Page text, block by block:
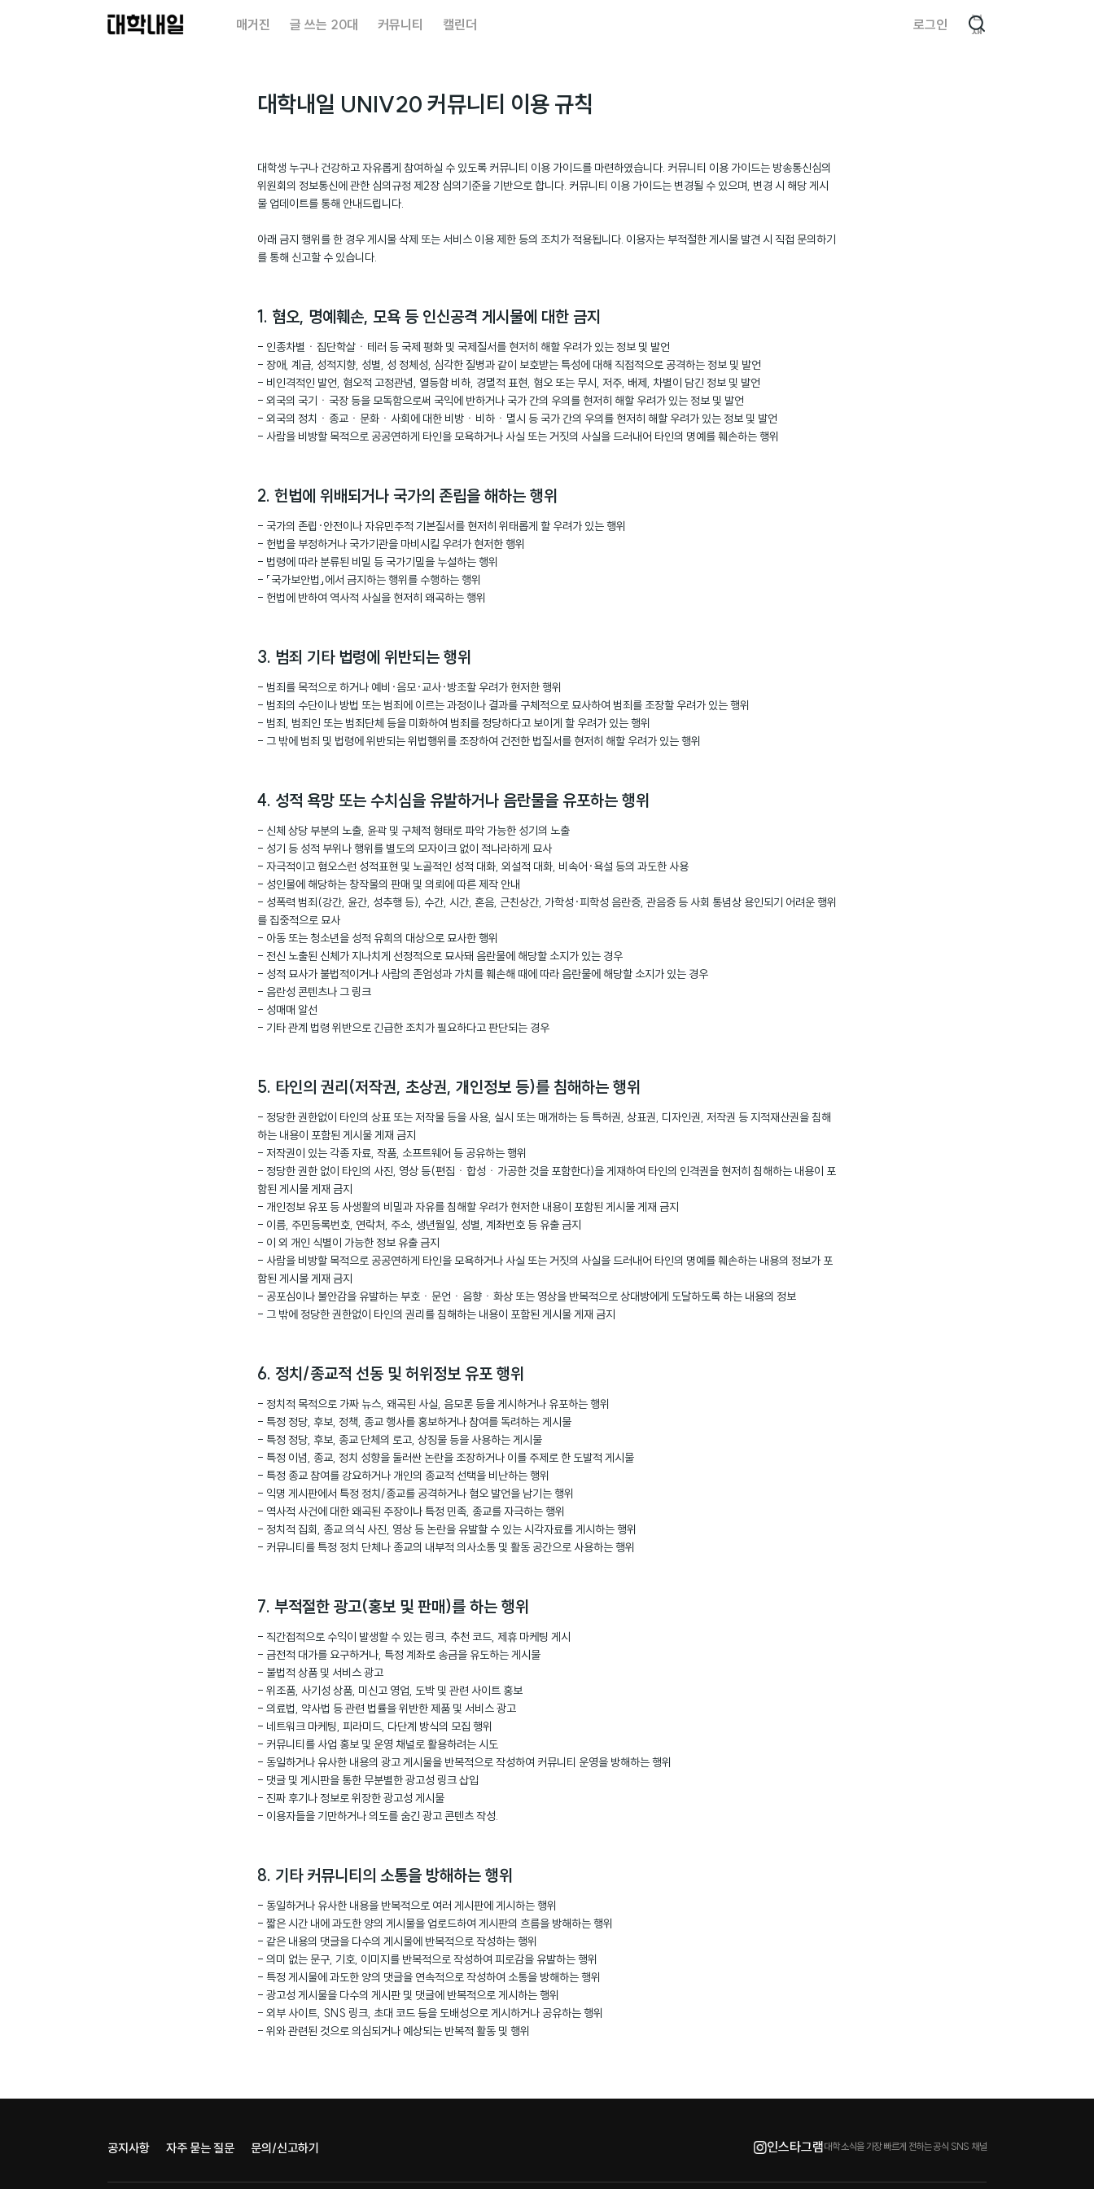
매거진 글 쓰는 20대 커뮤니티 캘린더 로그인
검
색
대학내일 UNIV20 커뮤니티 이용 규칙
대학생 누구나 건강하고 자유롭게 참여하실 수 있도록 커뮤니티 이용 가이드를 마련하였습니다. 커뮤니티 이용 가이드는 방송통신심의
위원회의 정보통신에 관한 심의규정 제2장 심의기준을 기반으로 합니다. 커뮤니티 이용 가이드는 변경될 수 있으며, 변경 시 해당 게시
물 업데이트를 통해 안내드립니다.
아래 금지 행위를 한 경우 게시물 삭제 또는 서비스 이용 제한 등의 조치가 적용됩니다. 이용자는 부적절한 게시물 발견 시 직접 문의하기
를 통해 신고할 수 있습니다.
1. 혐오, 명예훼손, 모욕 등 인신공격 게시물에 대한 금지
- 인종차별ㆍ집단학살ㆍ테러 등 국제 평화 및 국제질서를 현저히 해할 우려가 있는 정보 및 발언
- 장애, 계급, 성적지향, 성별, 성 정체성, 심각한 질병과 같이 보호받는 특성에 대해 직접적으로 공격하는 정보 및 발언
- 비인격적인 발언, 혐오적 고정관념, 열등함 비하, 경멸적 표현, 혐오 또는 무시, 저주, 배제, 차별이 담긴 정보 및 발언
- 외국의 국기ㆍ국장 등을 모독함으로써 국익에 반하거나 국가 간의 우의를 현저히 해할 우려가 있는 정보 및 발언
- 외국의 정치ㆍ종교ㆍ문화ㆍ사회에 대한 비방ㆍ비하ㆍ멸시 등 국가 간의 우의를 현저히 해할 우려가 있는 정보 및 발언
- 사람을 비방할 목적으로 공공연하게 타인을 모욕하거나 사실 또는 거짓의 사실을 드러내어 타인의 명예를 훼손하는 행위
2. 헌법에 위배되거나 국가의 존립을 해하는 행위
- 국가의 존립·안전이나 자유민주적 기본질서를 현저히 위태롭게 할 우려가 있는 행위
- 헌법을 부정하거나 국가기관을 마비시킬 우려가 현저한 행위
- 법령에 따라 분류된 비밀 등 국가기밀을 누설하는 행위
- 「국가보안법」에서 금지하는 행위를 수행하는 행위
- 헌법에 반하여 역사적 사실을 현저히 왜곡하는 행위
3. 범죄 기타 법령에 위반되는 행위
- 범죄를 목적으로 하거나 예비·음모·교사·방조할 우려가 현저한 행위
- 범죄의 수단이나 방법 또는 범죄에 이르는 과정이나 결과를 구체적으로 묘사하여 범죄를 조장할 우려가 있는 행위
- 범죄, 범죄인 또는 범죄단체 등을 미화하여 범죄를 정당하다고 보이게 할 우려가 있는 행위
- 그 밖에 범죄 및 법령에 위반되는 위법행위를 조장하여 건전한 법질서를 현저히 해할 우려가 있는 행위
4. 성적 욕망 또는 수치심을 유발하거나 음란물을 유포하는 행위
- 신체 상당 부분의 노출, 윤곽 및 구체적 형태로 파악 가능한 성기의 노출
- 성기 등 성적 부위나 행위를 별도의 모자이크 없이 적나라하게 묘사
- 자극적이고 혐오스런 성적표현 및 노골적인 성적 대화, 외설적 대화, 비속어·욕설 등의 과도한 사용
- 성인물에 해당하는 창작물의 판매 및 의뢰에 따른 제작 안내
- 성폭력 범죄(강간, 윤간, 성추행 등), 수간, 시간, 혼음, 근친상간, 가학성·피학성 음란증, 관음증 등 사회 통념상 용인되기 어려운 행위
를 집중적으로 묘사
- 아동 또는 청소년을 성적 유희의 대상으로 묘사한 행위
- 전신 노출된 신체가 지나치게 선정적으로 묘사돼 음란물에 해당할 소지가 있는 경우
- 성적 묘사가 불법적이거나 사람의 존엄성과 가치를 훼손해 때에 따라 음란물에 해당할 소지가 있는 경우
- 음란성 콘텐츠나 그 링크
- 성매매 알선
- 기타 관계 법령 위반으로 긴급한 조치가 필요하다고 판단되는 경우
5. 타인의 권리(저작권, 초상권, 개인정보 등)를 침해하는 행위
- 정당한 권한없이 타인의 상표 또는 저작물 등을 사용, 실시 또는 매개하는 등 특허권, 상표권, 디자인권, 저작권 등 지적재산권을 침해
하는 내용이 포함된 게시물 게재 금지
- 저작권이 있는 각종 자료, 작품, 소프트웨어 등 공유하는 행위
- 정당한 권한 없이 타인의 사진, 영상 등(편집ㆍ합성ㆍ가공한 것을 포함한다)을 게재하여 타인의 인격권을 현저히 침해하는 내용이 포
함된 게시물 게재 금지
- 개인정보 유포 등 사생활의 비밀과 자유를 침해할 우려가 현저한 내용이 포함된 게시물 게재 금지
- 이름, 주민등록번호, 연락처, 주소, 생년월일, 성별, 계좌번호 등 유출 금지
- 이 외 개인 식별이 가능한 정보 유출 금지
- 사람을 비방할 목적으로 공공연하게 타인을 모욕하거나 사실 또는 거짓의 사실을 드러내어 타인의 명예를 훼손하는 내용의 정보가 포
함된 게시물 게재 금지
- 공포심이나 불안감을 유발하는 부호ㆍ문언ㆍ음향ㆍ화상 또는 영상을 반복적으로 상대방에게 도달하도록 하는 내용의 정보
- 그 밖에 정당한 권한없이 타인의 권리를 침해하는 내용이 포함된 게시물 게재 금지
6. 정치/종교적 선동 및 허위정보 유포 행위
- 정치적 목적으로 가짜 뉴스, 왜곡된 사실, 음모론 등을 게시하거나 유포하는 행위
- 특정 정당, 후보, 정책, 종교 행사를 홍보하거나 참여를 독려하는 게시물
- 특정 정당, 후보, 종교 단체의 로고, 상징물 등을 사용하는 게시물
- 특정 이념, 종교, 정치 성향을 둘러싼 논란을 조장하거나 이를 주제로 한 도발적 게시물
- 특정 종교 참여를 강요하거나 개인의 종교적 선택을 비난하는 행위
- 익명 게시판에서 특정 정치/종교를 공격하거나 혐오 발언을 남기는 행위
- 역사적 사건에 대한 왜곡된 주장이나 특정 민족, 종교를 자극하는 행위
- 정치적 집회, 종교 의식 사진, 영상 등 논란을 유발할 수 있는 시각자료를 게시하는 행위
- 커뮤니티를 특정 정치 단체나 종교의 내부적 의사소통 및 활동 공간으로 사용하는 행위
7. 부적절한 광고(홍보 및 판매)를 하는 행위
- 직간접적으로 수익이 발생할 수 있는 링크, 추천 코드, 제휴 마케팅 게시
- 금전적 대가를 요구하거나, 특정 계좌로 송금을 유도하는 게시물
- 불법적 상품 및 서비스 광고
- 위조품, 사기성 상품, 미신고 영업, 도박 및 관련 사이트 홍보
- 의료법, 약사법 등 관련 법률을 위반한 제품 및 서비스 광고
- 네트워크 마케팅, 피라미드, 다단계 방식의 모집 행위
- 커뮤니티를 사업 홍보 및 운영 채널로 활용하려는 시도
- 동일하거나 유사한 내용의 광고 게시물을 반복적으로 작성하여 커뮤니티 운영을 방해하는 행위
- 댓글 및 게시판을 통한 무분별한 광고성 링크 삽입
- 진짜 후기나 정보로 위장한 광고성 게시물
- 이용자들을 기만하거나 의도를 숨긴 광고 콘텐츠 작성.
8. 기타 커뮤니티의 소통을 방해하는 행위
- 동일하거나 유사한 내용을 반복적으로 여러 게시판에 게시하는 행위
- 짧은 시간 내에 과도한 양의 게시물을 업로드하여 게시판의 흐름을 방해하는 행위
- 같은 내용의 댓글을 다수의 게시물에 반복적으로 작성하는 행위
- 의미 없는 문구, 기호, 이미지를 반복적으로 작성하여 피로감을 유발하는 행위
- 특정 게시물에 과도한 양의 댓글을 연속적으로 작성하여 소통을 방해하는 행위
- 광고성 게시물을 다수의 게시판 및 댓글에 반복적으로 게시하는 행위
- 외부 사이트, SNS 링크, 초대 코드 등을 도배성으로 게시하거나 공유하는 행위
- 위와 관련된 것으로 의심되거나 예상되는 반복적 활동 및 행위
공지사항 자주 묻는 질문 문의/신고하기 인스타그램대학 소식을 가장 빠르게 전하는 공식 SNS 채널